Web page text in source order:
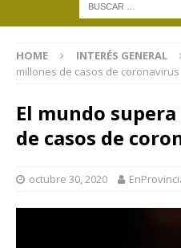
HOME INTERÉS GENERAL
millones de casos de coronavirus
El mundo
de casos de
octubre 30, 2020